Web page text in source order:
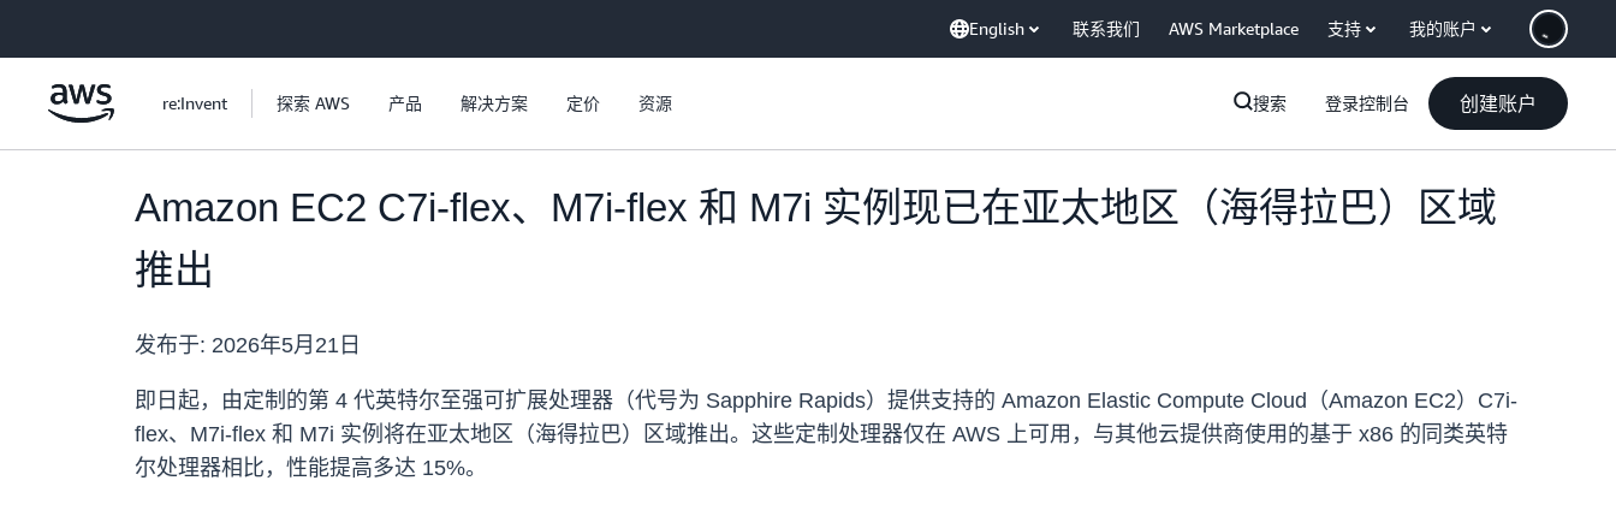
English 联系我们 AWS Marketplace 支持 我的账户
re:Invent 探索 AWS 产品 解决方案 定价 资源 搜索 登录控制台 创建账户
Amazon EC2 C7i-flex、M7i-flex 和 M7i 实例现已在亚太地区（海得拉巴）区域
推出
发布于: 2026年5月21日
即日起，由定制的第 4 代英特尔至强可扩展处理器（代号为 Sapphire Rapids）提供支持的 Amazon Elastic Compute Cloud（Amazon EC2）C7i-
flex、M7i-flex 和 M7i 实例将在亚太地区（海得拉巴）区域推出。这些定制处理器仅在 AWS 上可用，与其他云提供商使用的基于 x86 的同类英特
尔处理器相比，性能提高多达 15%。